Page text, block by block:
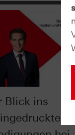
Blick ins